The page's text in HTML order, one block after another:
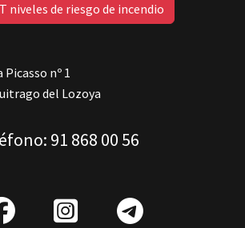
niveles de riesgo de incendio
Picasso nº 1
del Lozoya
91 868 00 56
fab
IG